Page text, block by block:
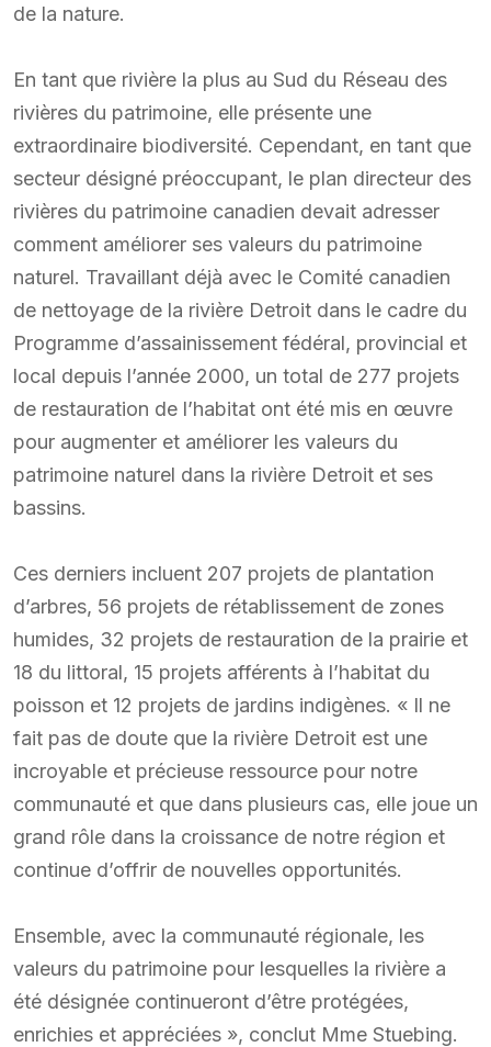
de la nature.
En tant que rivière la plus au Sud du Réseau des
rivières du patrimoine, elle présente une
extraordinaire biodiversité. Cependant, en tant que
secteur désigné préoccupant, le plan directeur des
rivières du patrimoine canadien devait adresser
comment améliorer ses valeurs du patrimoine
naturel. Travaillant déjà avec le Comité canadien
de nettoyage de la rivière Detroit dans le cadre du
Programme d’assainissement fédéral, provincial et
local depuis l’année 2000, un total de 277 projets
de restauration de l’habitat ont été mis en œuvre
pour augmenter et améliorer les valeurs du
patrimoine naturel dans la rivière Detroit et ses
bassins.
Ces derniers incluent 207 projets de plantation
d’arbres, 56 projets de rétablissement de zones
humides, 32 projets de restauration de la prairie et
18 du littoral, 15 projets afférents à l’habitat du
poisson et 12 projets de jardins indigènes. « Il ne
fait pas de doute que la rivière Detroit est une
incroyable et précieuse ressource pour notre
communauté et que dans plusieurs cas, elle joue un
grand rôle dans la croissance de notre région et
continue d’offrir de nouvelles opportunités.
Ensemble, avec la communauté régionale, les
valeurs du patrimoine pour lesquelles la rivière a
été désignée continueront d’être protégées,
enrichies et appréciées », conclut Mme Stuebing.